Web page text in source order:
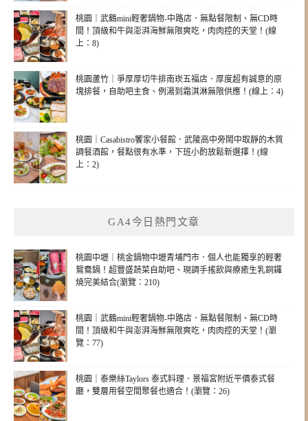
桃園｜武鶴mini輕奢鍋物-中路店．無點餐限制、無CD時
間！頂級和牛與澎湃海鮮無限爽吃，肉肉控的天堂！(線
上：8)
桃園蘆竹｜爭厚厚切牛排南崁五福店．厚度超有誠意的原
塊排餐，自助吧主食、例湯到霜淇淋無限供應！(線上：4)
桃園｜Casabistro饗家小餐館．武陵高中旁鬧中取靜的木質
調餐酒館，餐點很有水準，下班小酌放鬆新選擇！(線
上：2)
GA4今日熱門文章
桃園中壢｜桃金鍋物中壢青埔門市．個人也能獨享的輕奢
鴛鴦鍋！超豐盛蔬菜自助吧、現調手搖飲與療癒生乳銅鑼
燒完美結合(瀏覽：210)
桃園｜武鶴mini輕奢鍋物-中路店．無點餐限制、無CD時
間！頂級和牛與澎湃海鮮無限爽吃，肉肉控的天堂！(瀏
覽：77)
桃園｜泰樂絲Taylors 泰式料理．景福宮附近平價泰式餐
廳，雙層用餐空間聚餐也適合！(瀏覽：26)